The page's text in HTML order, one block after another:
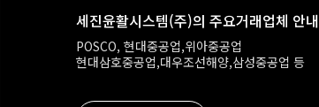
세진윤활시스템(주)의 주요거래업체 안내
POSCO, 현대중공업,위아중공업
현대삼호중공업,대우조선해양,삼성중공업 등